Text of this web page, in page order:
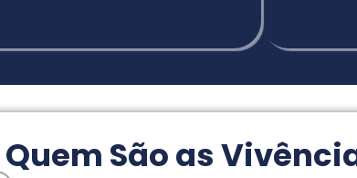
São as